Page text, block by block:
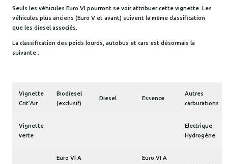
Seuls les véhicules Euro VI pourront se voir attribuer cette vignette. Les
véhicules plus anciens (Euro V et avant) suivent la même classification
que les diesel associés.
La classification des poids lourds, autobus et cars est désormais la
suivante :
Vignette
Crit’Air
Biodiesel
(exclusif)
Diesel Essence
Autres
carburations
Vignette
verte
Electrique
Hydrogène
Euro VI A
Euro VI A